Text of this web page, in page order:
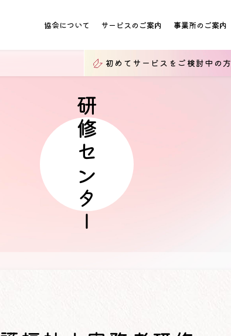
協会について サービスのご案内 事業所のご案内
初めてサービスをご検討中の方
研修センター